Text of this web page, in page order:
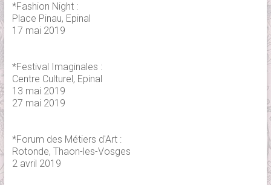
*Fashion Night :
Place Pinau, Epinal
17 mai 2019
*Festival Imaginales :
Centre Culturel, Epinal
13 mai 2019
27 mai 2019
*Forum des Métiers d'Art :
Rotonde, Thaon-les-Vosges
2 avril 2019